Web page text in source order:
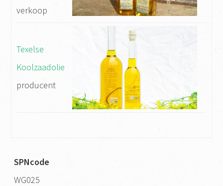
verkoop
Texelse
Koolzaadolie
producent
SPNcode
WG025